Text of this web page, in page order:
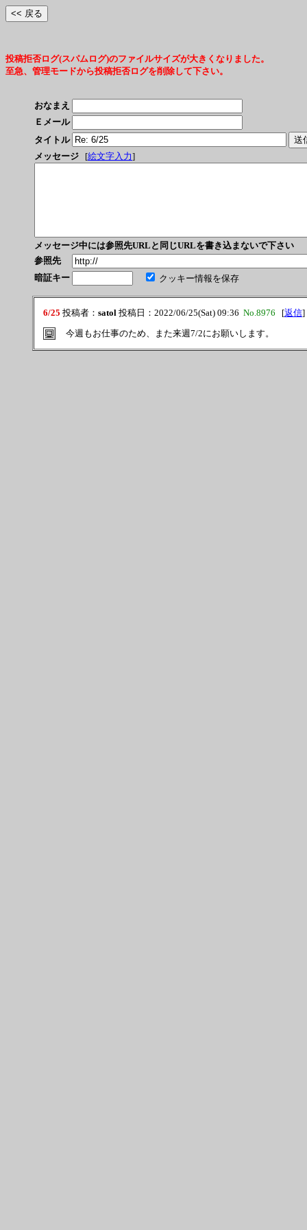
投稿拒否ログ(スパムログ)のファイルサイズが大きくなりました。
至急、管理モードから投稿拒否ログを削除して下さい。
おなまえ
Ｅメール
タイトル
メッセージ
[絵文字入力]
メッセージ中には参照先URLと同じURLを書き込まないで下さい
参照先
暗証キー
クッキー情報を保存
6/25 投稿者： satol 投稿日：2022/06/25(Sat) 09:36 No.8976 [返信]
今週もお仕事のため、また来週7/2にお願いします。